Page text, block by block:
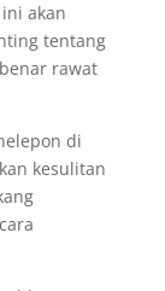
akan
tentang
rawat
di
kesulitan